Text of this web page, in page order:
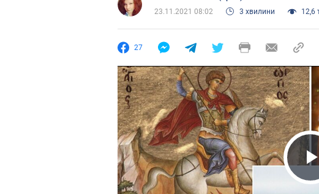
23.11.2021 08:02
3 хвилини 12,6
27